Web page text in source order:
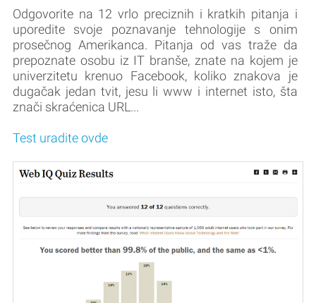
Odgovorite na 12 vrlo preciznih i kratkih pitanja i
uporedite svoje poznavanje tehnologije s onim
prosečnog Amerikanca. Pitanja od vas traže da
prepoznate osobu iz IT branše, znate na kojem je
univerzitetu krenuo Facebook, koliko znakova je
dugačak jedan tvit, jesu li www i internet isto, šta
znači skraćenica URL...
Test uradite ovde